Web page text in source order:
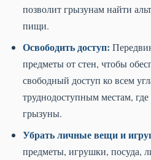
позволит грызунам найти
пищи.
Освободить доступ:
предметы от стен, чтобы
свободный доступ ко всем
труднодоступным местам,
грызуны.
Убрать личные вещи и
предметы, игрушки, посуда,